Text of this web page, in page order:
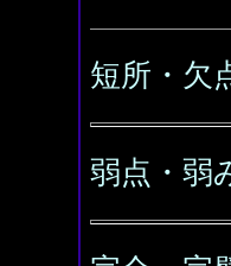
短所・欠
弱点・弱